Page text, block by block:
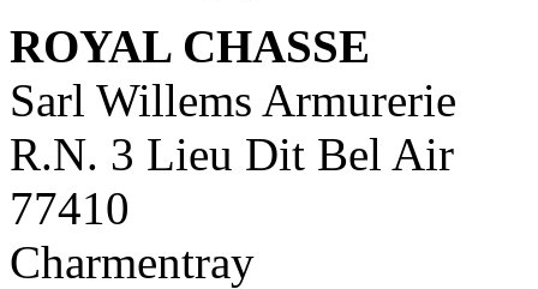
ROYAL CHASSE
Sarl Willems Armurerie
R.N. 3 Lieu Dit Bel Air
77410
Charmentray